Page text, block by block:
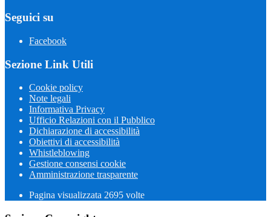
Seguici su
Facebook
Sezione Link Utili
Cookie policy
Note legali
Informativa Privacy
Ufficio Relazioni con il Pubblico
Dichiarazione di accessibilità
Obiettivi di accessibilità
Whistleblowing
Gestione consensi cookie
Amministrazione trasparente
Pagina visualizzata 2695 volte